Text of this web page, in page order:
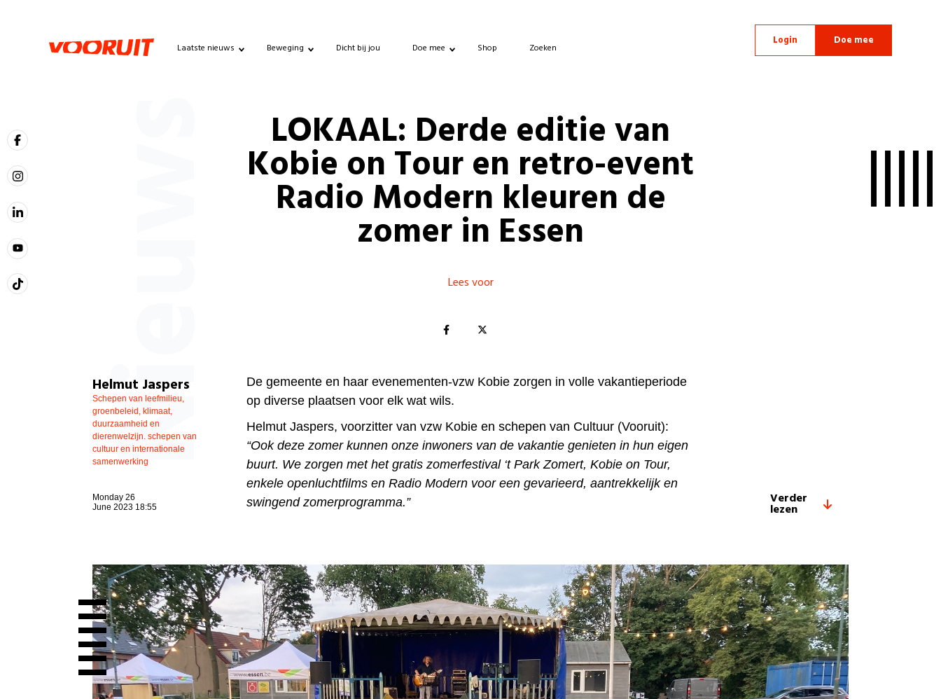
Laatste nieuws Beweging Dicht bij jou Doe mee Shop Zoeken
Login Doe mee
Nieuws LOKAAL: Derde editie van
Kobie on Tour en retro-event
Radio Modern kleuren de
zomer in Essen
Lees voor
Helmut Jaspers
Schepen van leefmilieu,
groenbeleid, klimaat,
duurzaamheid en
dierenwelzijn. schepen van
cultuur en internationale
samenwerking
Monday 26
June 2023 18:55
De gemeente en haar evenementen-vzw Kobie zorgen in volle vakantieperiode
op diverse plaatsen voor elk wat wils.
Helmut Jaspers, voorzitter van vzw Kobie en schepen van Cultuur (Vooruit):
“Ook deze zomer kunnen onze inwoners van de vakantie genieten in hun eigen
buurt. We zorgen met het gratis zomerfestival ‘t Park Zomert, Kobie on Tour,
enkele openluchtfilms en Radio Modern voor een gevarieerd, aantrekkelijk en
swingend zomerprogramma.”
Verder
lezen